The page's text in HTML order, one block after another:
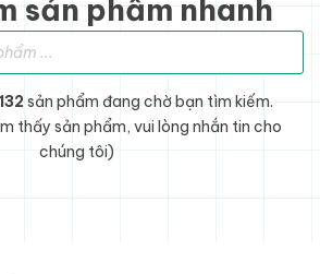
sản phẩm nhanh
sản phẩm đang chờ bạn tìm kiếm.
thấy sản phẩm, vui lòng nhắn tin cho
chúng tôi)